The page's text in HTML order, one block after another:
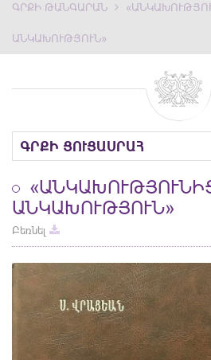
ԳՐՔԻ ԹԱՆԳԱՐԱՆ
ԱՆԿԱԽՈՒԹՅՈՒՆ»
ԳՐՔԻ ՑՈՒՑԱՍՐԱՀ
ԱՆԿԱԽՈՒԹՅՈՒՆ»
Բեռնել